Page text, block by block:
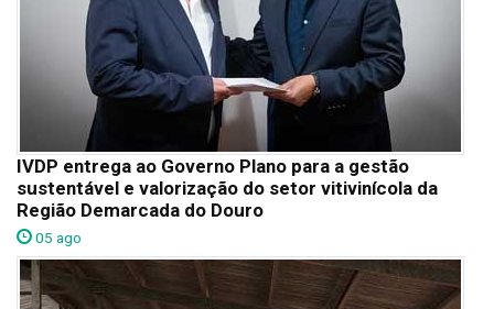
IVDP entrega ao Governo Plano para a gestão
sustentável e valorização do setor vitivinícola da
Região Demarcada do Douro
05 ago